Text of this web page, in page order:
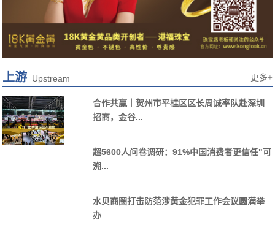
上游 Upstream 更多+
合作共赢｜贺州市平桂区区长周诚率队赴深圳
招商，金谷...
超5600人问卷调研：91%中国消费者更信任"可
溯...
水贝商圈打击防范涉黄金犯罪工作会议圆满举
办